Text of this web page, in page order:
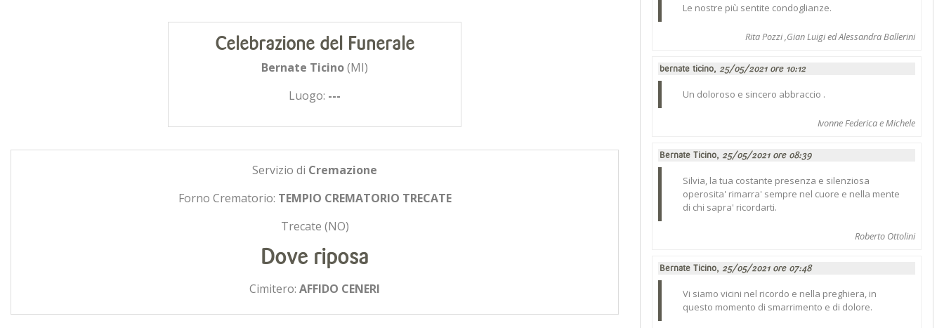
Celebrazione del Funerale
Bernate Ticino(MI)
Luogo: ---
Servizio di Cremazione
Forno Crematorio: TEMPIO CREMATORIO TRECATE
Trecate (NO)
Dove riposa
Cimitero: AFFIDO CENERI
Le nostre più sentite condoglianze.
Rita Pozzi ,Gian Luigi ed Alessandra Ballerini
bernate ticino, 25/05/2021 ore 10:12
Un doloroso e sincero abbraccio .
Ivonne Federica e Michele
Bernate Ticino, 25/05/2021 ore 08:39
Silvia, la tua costante presenza e silenziosa
operosita' rimarra' sempre nel cuore e nella mente
di chi sapra' ricordarti.
Roberto Ottolini
Bernate Ticino, 25/05/2021 ore 07:48
Vi siamo vicini nel ricordo e nella preghiera, in
questo momento di smarrimento e di dolore.